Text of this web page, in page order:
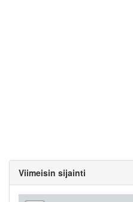
Viimeisin sijainti